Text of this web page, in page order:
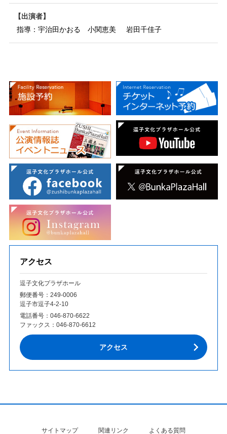
出演者
指導：宇治田かおる 小関恵美 岩田千佳子
アクセス
逗子文化プラザホール
郵便番号：249‐0006
逗子市逗子4-2-10
電話番号： 046-870-6622
ファックス： 046-870-6612
アクセス
サイトマップ 関連リンク よくある質問